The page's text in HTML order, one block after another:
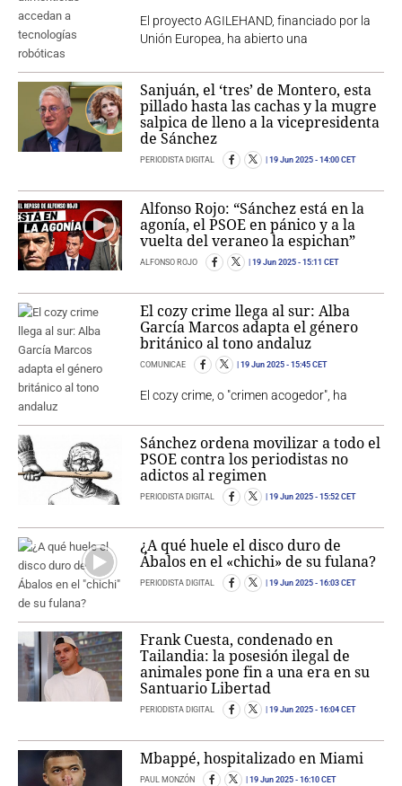
El proyecto AGILEHAND, financiado por la
Unión Europea, ha abierto una
Sanjuán, el ‘tres’ de Montero, esta
pillado hasta las cachas y la mugre
salpica de lleno a la vicepresidenta
de Sánchez
PERIODISTA DIGITAL 19 Jun 2025 - 14:00 CET
Alfonso Rojo: “Sánchez está en la
agonía, el PSOE en pánico y a la
vuelta del veraneo la espichan”
ALFONSO ROJO 19 Jun 2025 - 15:11 CET
El cozy crime llega al sur: Alba
García Marcos adapta el género
británico al tono andaluz
COMUNICAE 19 Jun 2025 - 15:45 CET
El cozy crime, o "crimen acogedor", ha
Sánchez ordena movilizar a todo el
PSOE contra los periodistas no
adictos al regimen
PERIODISTA DIGITAL 19 Jun 2025 - 15:52 CET
¿A qué huele el disco duro de
Ábalos en el «chichi» de su fulana?
PERIODISTA DIGITAL 19 Jun 2025 - 16:03 CET
Frank Cuesta, condenado en
Tailandia: la posesión ilegal de
animales pone fin a una era en su
Santuario Libertad
PERIODISTA DIGITAL 19 Jun 2025 - 16:04 CET
Mbappé, hospitalizado en Miami
PAUL MONZÓN 19 Jun 2025 - 16:10 CET